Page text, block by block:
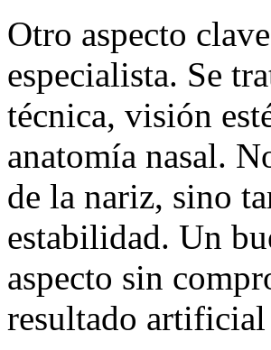
Otro aspecto
especialista. Se
técnica, visión
anatomía nasal.
de la nariz, sino
estabilidad. Un
aspecto sin
resultado